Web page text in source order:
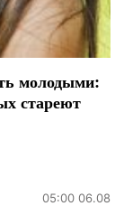
молодыми:
стареют
05:00 06.08